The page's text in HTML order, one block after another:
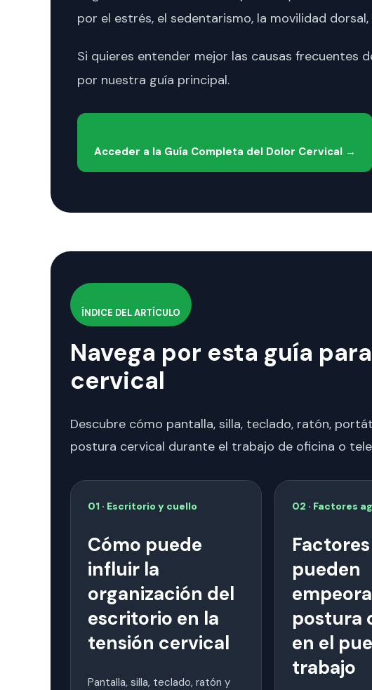
por el estrés, el sedentarismo, la movilidad
Si quieres entender mejor las causas frecuentes
por nuestra guía principal.
Acceder a la Guía Completa del Dolor Cervical →
ÍNDICE DEL ARTÍCULO
Navega por esta guía
cervical
Descubre cómo pantalla, silla, teclado, ratón,
postura cervical durante el trabajo de oficina o
01 · Escritorio y cuello
Cómo puede
influir la
organización del
escritorio en la
tensión cervical
Pantalla, silla, teclado, ratón y
02 · Factores
pueden
postura
en el
trabajo